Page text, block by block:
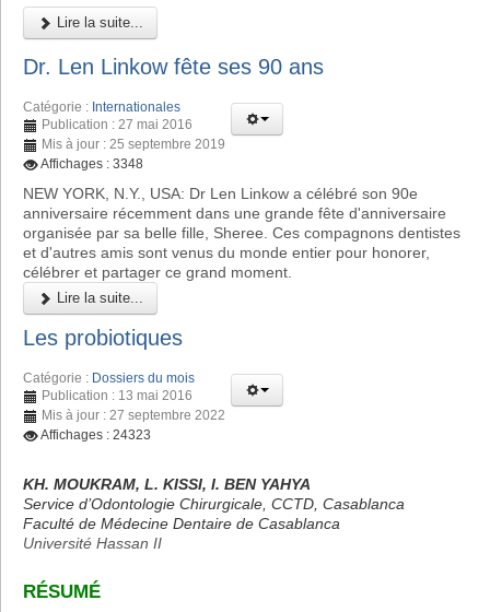
Lire la suite...
Dr. Len Linkow fête ses 90 ans
Catégorie : Internationales
Publication : 27 mai 2016
Mis à jour : 25 septembre 2019
Affichages : 3348
NEW YORK, N.Y., USA: Dr Len Linkow a célébré son 90e
anniversaire récemment dans une grande fête d'anniversaire
organisée par sa belle fille, Sheree. Ces compagnons dentistes
et d'autres amis sont venus du monde entier pour honorer,
célébrer et partager ce grand moment.
Lire la suite...
Les probiotiques
Catégorie : Dossiers du mois
Publication : 13 mai 2016
Mis à jour : 27 septembre 2022
Affichages : 24323
KH. MOUKRAM, L. KISSI, I. BEN YAHYA
Service d’Odontologie Chirurgicale, CCTD, Casablanca
Faculté de Médecine Dentaire de Casablanca
Université Hassan II
RÉSUMÉ